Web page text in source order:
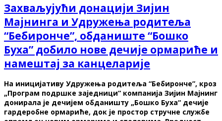
Захваљујући донацији Зијин
Мајнинга и Удружења родитеља
“Бебиронче”, обданиште “Бошко
Буха” добило нове дечије ормариће и
намештај за канцеларије
На иницијативу Удружења родитеља “Бебиронче”, кроз
„Програм подршке заједници“ компанија Зијин Мајнинг
донирала је дечијем обданишту „Бошко Буха“ дечије
гардеробне ормариће, док је простор стручне службе